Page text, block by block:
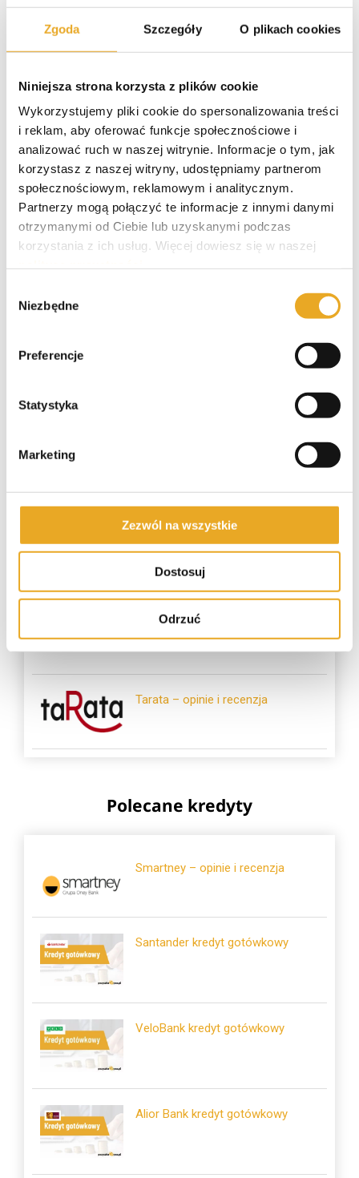
Zgoda Szczegóły O plikach cookies
Niniejsza strona korzysta z plików cookie
Wykorzystujemy pliki cookie do spersonalizowania treści
i reklam, aby oferować funkcje społecznościowe i
analizować ruch w naszej witrynie. Informacje o tym, jak
korzystasz z naszej witryny, udostępniamy partnerom
społecznościowym, reklamowym i analitycznym.
Partnerzy mogą połączyć te informacje z innymi danymi
otrzymanymi od Ciebie lub uzyskanymi podczas
korzystania z ich usług. Więcej dowiesz się w naszej
zgody
Niezbędne
Preferencje
Statystyka
Marketing
Zezwól na wszystkie
Dostosuj
Odrzuć
0 KOMENTARZY
Pieniądze-Pożyczka – opinie i
recenzja
Crezu – opinie i recenzja
Tarata – opinie i recenzja
Polecane kredyty
Smartney – opinie i recenzja
Santander kredyt gotówkowy
VeloBank kredyt gotówkowy
Alior Bank kredyt gotówkowy